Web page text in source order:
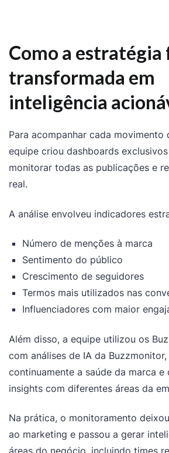
Como a estratégia
transformada em
inteligência
Para acompanhar cada movimento
equipe criou dashboards
monitorar todas as publicações e
real.
A análise envolveu indicadores
Número de menções à marca
Sentimento do público
Crescimento de seguidores
Termos mais utilizados nas
Influenciadores com maior
Além disso, a equipe utilizou os
com análises de IA da
continuamente a saúde da marca
insights com diferentes áreas da
Na prática, o monitoramento
ao marketing e passou a gerar